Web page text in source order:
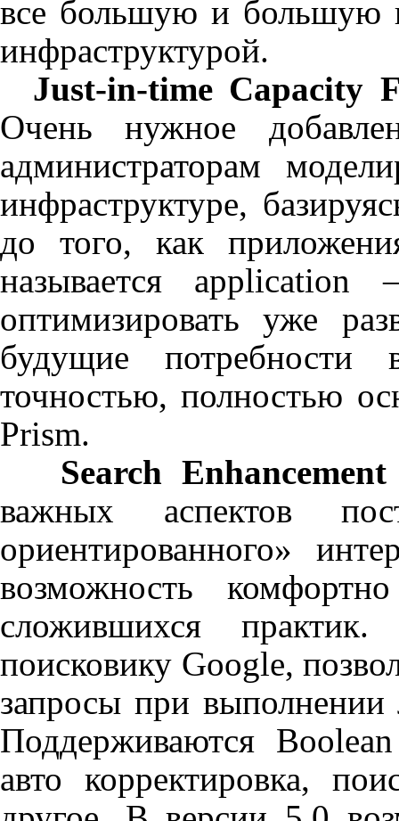
все большую и большую
инфраструктурой.
Just-in-time Capacity
Очень
нужное
администраторам
инфраструктуре,
до того, как
называется application
оптимизировать уже
будущие потребности
точностью, полностью
Prism.
Search Enhancement
важных аспектов
ориентированного»
возможность
сложившихся
поисковику Google,
запросы при
Поддерживаются Boolean
авто корректировка,